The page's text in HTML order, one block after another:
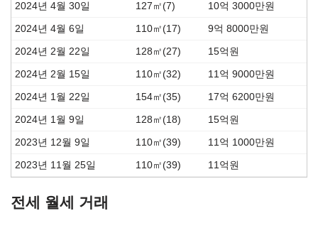
2024년 4월 30일 127㎡(7) 10억 3000만원
2024년 4월 6일 110㎡(17) 9억 8000만원
2024년 2월 22일 128㎡(27) 15억원
2024년 2월 15일 110㎡(32) 11억 9000만원
2024년 1월 22일 154㎡(35) 17억 6200만원
2024년 1월 9일 128㎡(18) 15억원
2023년 12월 9일 110㎡(39) 11억 1000만원
2023년 11월 25일 110㎡(39) 11억원
전세 월세 거래